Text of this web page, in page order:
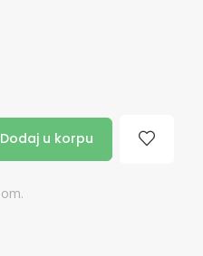
Dodaj u korpu